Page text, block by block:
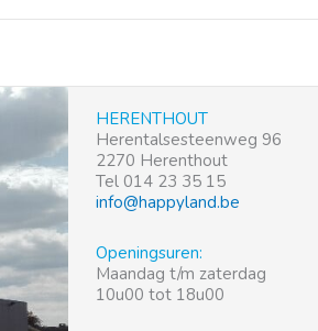
HERENTHOUT
Herentalsesteenweg 96
2270 Herenthout
Tel 014 23 35 15
info@happyland.be
Openingsuren:
Maandag t/m zaterdag
10u00 tot 18u00